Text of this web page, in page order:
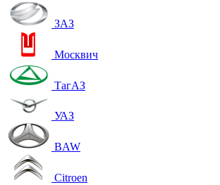
ЗАЗ
Москвич
ТагАЗ
УАЗ
BAW
Citroen